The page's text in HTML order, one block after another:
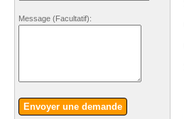
Message (Facultatif):
Envoyer une demande